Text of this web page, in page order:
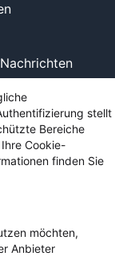
Nachrichten
stellt
Bereiche
Cookie-
finden Sie
möchten,
Anbieter